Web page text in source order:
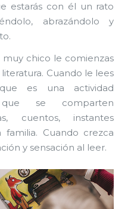
estarás con él un rato
abrazándolo y
chico le comienzas
Cuando le lees
es una actividad
se comparten
cuentos, instantes
Cuando crezca
y sensación al leer.